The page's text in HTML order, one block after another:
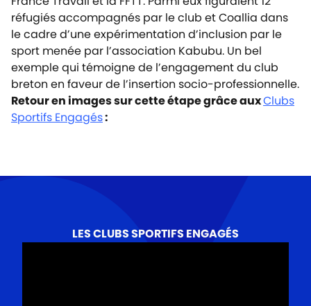
réfugiés accompagnés par le club etCoallia dans
le cadre d’une expérimentation d’inclusion par le
sport menée par l’association Kabubu. Un bel
exemple qui témoigne de l’engagement du club
breton en faveur de l’insertion socio-professionnelle.
Retour en images sur cette étape grâce auxClubs
Sportifs Engagés:
LES CLUBS SPORTIFS ENGAGÉS